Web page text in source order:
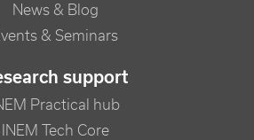
News & Blog
& Seminars
support
Practical hub
INEM Tech Core